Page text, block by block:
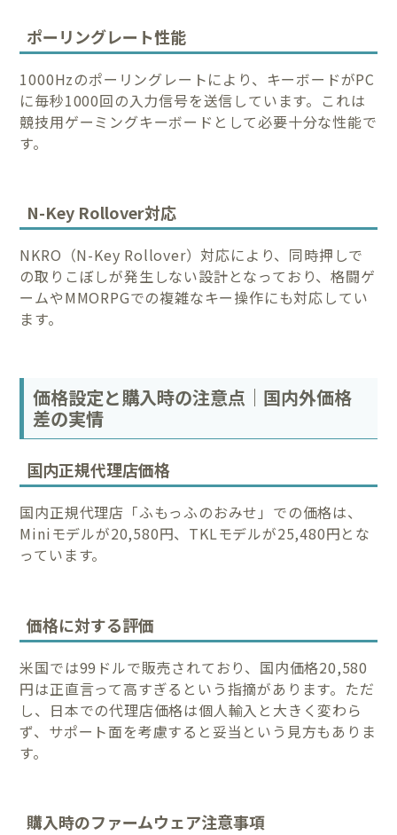
ポーリングレート性能
1000Hzのポーリングレートにより、キーボードがPC
に毎秒1000回の入力信号を送信しています。これは
競技用ゲーミングキーボードとして必要十分な性能で
す。
N-Key Rollover対応
NKRO（N-Key Rollover）対応により、同時押しで
の取りこぼしが発生しない設計となっており、格闘ゲ
ームやMMORPGでの複雑なキー操作にも対応してい
ます。
価格設定と購入時の注意点｜国内外価格
差の実情
国内正規代理店価格
国内正規代理店「ふもっふのおみせ」での価格は、
Miniモデルが20,580円、TKLモデルが25,480円とな
っています。
価格に対する評価
米国では99ドルで販売されており、国内価格20,580
円は正直言って高すぎるという指摘があります。ただ
し、日本での代理店価格は個人輸入と大きく変わら
ず、サポート面を考慮すると妥当という見方もありま
す。
購入時のファームウェア注意事項